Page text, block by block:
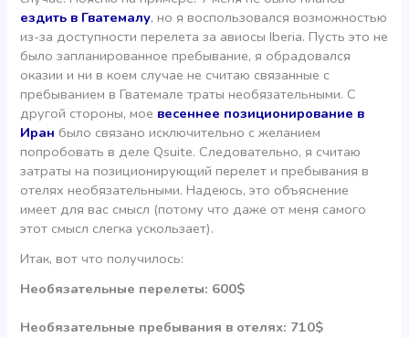
ездить в Гватемалу, но я воспользовался возможностью
из-за доступности перелета за авиосы Iberia. Пусть это не
было запланированное пребывание, я обрадовался
оказии и ни в коем случае не считаю связанные с
пребыванием в Гватемале траты необязательными. С
другой стороны, мое весеннее позиционирование в
Иран было связано исключительно с желанием
попробовать в деле Qsuite. Следовательно, я считаю
затраты на позиционирующий перелет и пребывания в
отелях необязательными. Надеюсь, это объяснение
имеет для вас смысл (потому что даже от меня самого
этот смысл слегка ускользает).
Итак, вот что получилось:
Необязательные перелеты: 600$
Необязательные пребывания в отелях: 710$